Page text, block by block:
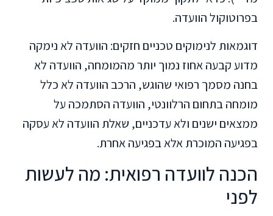
בפרוטוקול הוועדה.
דוגמאות לנימוקים טכניים חזקים: הוועדה לא נימקה
מדוע קבעה אחוז נמוך יותר מהמומחה, הוועדה לא
בחנה מסמך רפואי שהוגש, הרכב הוועדה לא כלל
מומחה בתחום הרלוונטי, הוועדה הסתמכה על
ממצאים ישנים ולא עדכניים, שאלת הוועדה לא עסקה
בפגיעה המוכרת אלא בפגיעה אחרת.
הכנה לוועדה רפואית: מה לעשות
לפני